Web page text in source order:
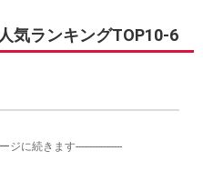
気ランキングTOP10-6
ジに続きます-----------------